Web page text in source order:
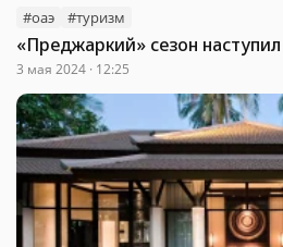
#оаэ #туризм
«Преджаркий» сезон
3 мая 2024 · 12:25